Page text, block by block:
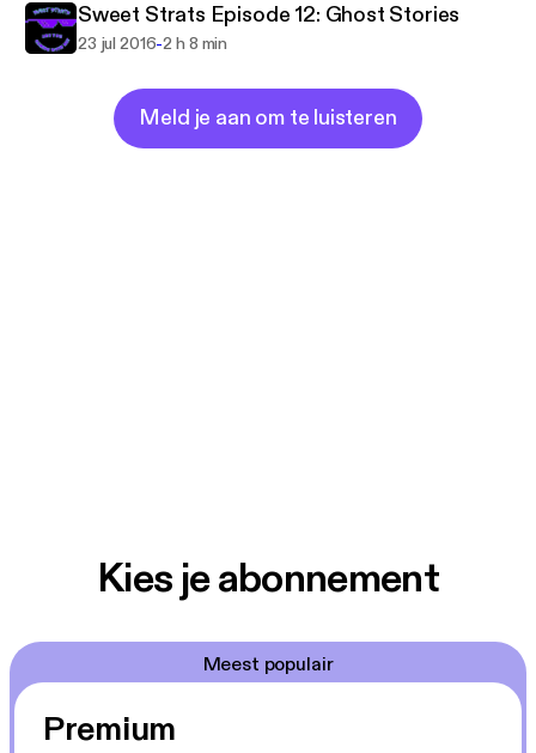
Sweet Strats Episode 12: Ghost Stories
23 jul 2016-2 h 8 min
Meld je aan om te luisteren
Kies je abonnement
Meest populair
Premium